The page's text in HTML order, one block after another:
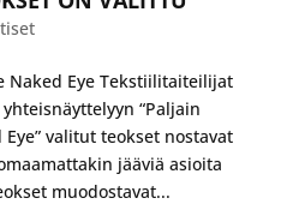
Naked Eye Tekstiilitaiteilijat
“Paljain
valitut teokset nostavat
jääviä asioita
muodostavat...